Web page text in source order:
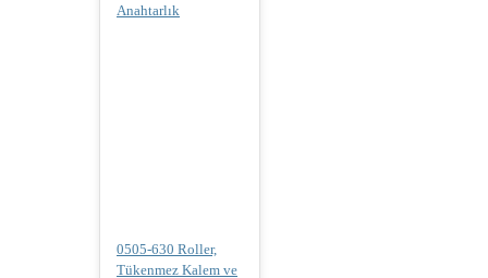
0505-630 Roller,
Tükenmez Kalem ve